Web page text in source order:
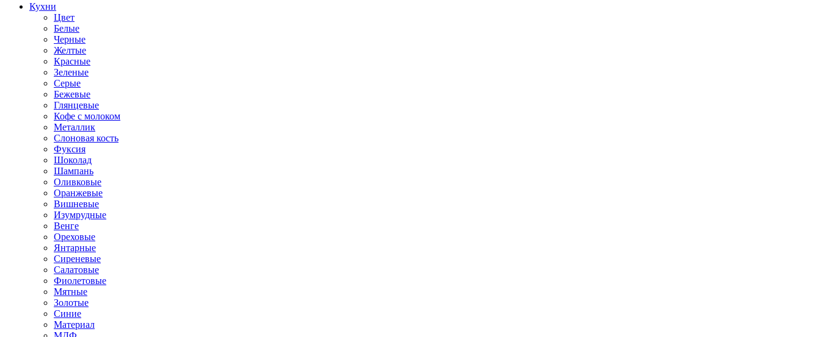
Кухни
Цвет
Белые
Черные
Желтые
Красные
Зеленые
Серые
Бежевые
Глянцевые
Кофе с молоком
Металлик
Слоновая кость
Фуксия
Шоколад
Шампань
Оливковые
Оранжевые
Вишневые
Изумрудные
Венге
Ореховые
Янтарные
Сиреневые
Салатовые
Фиолетовые
Мятные
Золотые
Синие
Материал